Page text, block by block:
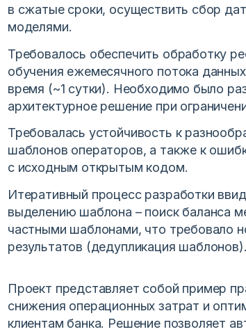
в сжатые сроки, осуществить сбор
моделями.
Требовалось обеспечить обработку
обучения ежемесячного потока
время (~1 сутки). Необходимо было
архитектурное решение при
Требовалась устойчивость к
шаблонов операторов, а также к
с исходным открытым кодом.
Итеративный процесс разработки
выделению шаблона – поиск баланса
частными шаблонами, что требовало
результатов (дедупликация шаблонов).
Проект представляет собой пример
снижения операционных затрат и
клиентам банка. Решение позволяет